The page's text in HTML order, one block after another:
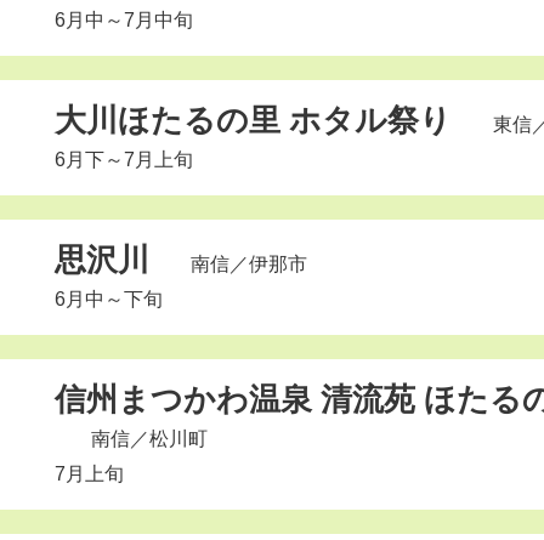
6月中～7月中旬
大川ほたるの里 ホタル祭り 東信
6月下～7月上旬
思沢川 南信 ／伊那市
6月中～下旬
信州まつかわ温泉 清流苑 ほたる
南信 ／松川町
7月上旬